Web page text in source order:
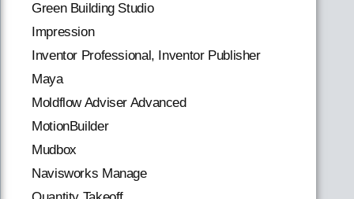
Green Building Studio
Impression
Inventor Professional, Inventor Publisher
Maya
Moldflow Adviser Advanced
MotionBuilder
Mudbox
Navisworks Manage